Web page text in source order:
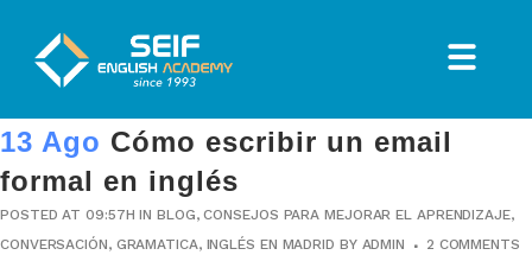
13 Ago Cómo escribir un email
formal en inglés
POSTED AT 09:57H INBLOG,CONSEJOS PARA MEJORAR EL APRENDIZAJE,
CONVERSACIÓN, GRAMATICA, INGLÉS EN MADRID BY ADMIN
2 COMMENTS